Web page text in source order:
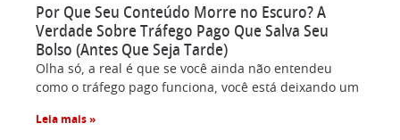
Por Que Seu Conteúdo Morre no Escuro? A
Verdade Sobre Tráfego Pago Que Salva Seu
Bolso (Antes Que Seja Tarde)
Olha só, a real é que se você ainda não entendeu
como o tráfego pago funciona, você está deixando um
Leia mais »